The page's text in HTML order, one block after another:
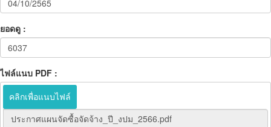
ยอดดู :
ไฟล์แนบ PDF :
คลิกเพื่อแนบไฟล์